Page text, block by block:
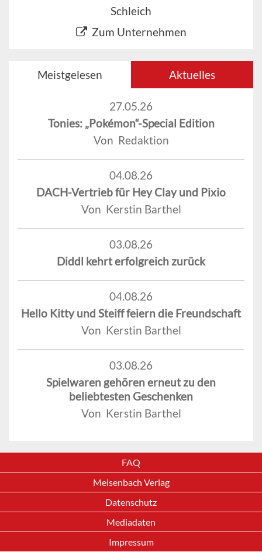
Schleich
Zum Unternehmen
Meistgelesen Aktuelles
27.05.26
Tonies: „Pokémon“-Special Edition
Von Redaktion
04.08.26
DACH-Vertrieb für Hey Clay und Pixio
Von Kerstin Barthel
03.08.26
Diddl kehrt erfolgreich zurück
04.08.26
Hello Kitty und Steiff feiern die Freundschaft
Von Kerstin Barthel
03.08.26
Spielwaren gehören erneut zu den
beliebtesten Geschenken
Von Kerstin Barthel
FAQ
Meisenbach Verlag
Datenschutz
Mediadaten
Impressum